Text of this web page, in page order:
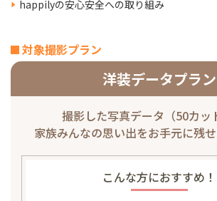
happilyの安心安全への取り組み
対象撮影プラン
洋装データプラン
撮影した写真データ（50カッ
家族みんなの思い出をお手元に残
こんな方におすすめ！